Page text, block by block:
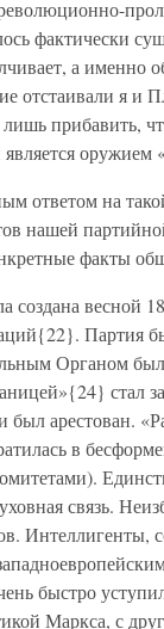
фактически
а именно
отстаивали я и
прибавить,
оружием
ответом на
нашей
факты
создана весной
Партия
Органом
стал
арестован.
в
связь.
Интеллигенты,
быстро
Маркса, с